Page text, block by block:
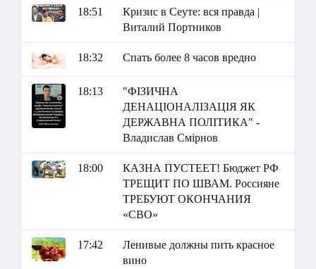
18:51
Кризис в Сеуте: вся правда |
Виталий Портников
18:32 Спать более 8 часов вредно
18:13
"ФІЗИЧНА
ДЕНАЦІОНАЛІЗАЦІЯ ЯК
ДЕРЖАВНА ПОЛІТИКА" -
Владислав Смірнов
18:00
КАЗНА ПУСТЕЕТ! Бюджет РФ
ТРЕЩИТ ПО ШВАМ. Россияне
ТРЕБУЮТ ОКОНЧАНИЯ
«СВО»
17:42
Ленивые должны пить красное
вино